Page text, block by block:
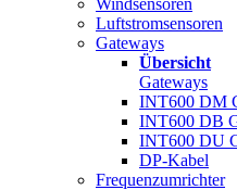
Windsensoren
Luftstromsensoren
Gateways
Übersicht
Gateways
INT600 DM
INT600 DB
INT600 DU
DP-Kabel
Frequenzumrichter